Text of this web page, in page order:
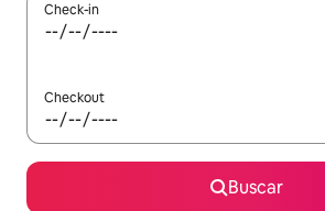
Check-in
Checkout
Buscar